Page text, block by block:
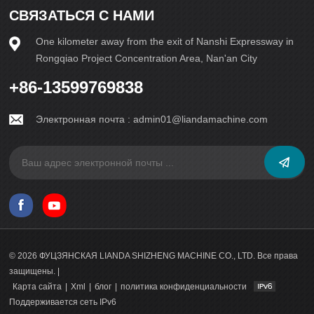
и проложим путь к более устойчивому и гармоничному
СВЯЗАТЬСЯ С НАМИ
One kilometer away from the exit of Nanshi Expressway in
Rongqiao Project Concentration Area, Nan'an City
+86-13599769838
Электронная почта :admin01@liandamachine.com
© 2026 ФУЦЗЯНСКАЯ LIANDA SHIZHENG MACHINE CO., LTD. Все права
защищены. |
Карта сайта | Xml | блог | политика конфиденциальности
Поддерживается сеть IPv6